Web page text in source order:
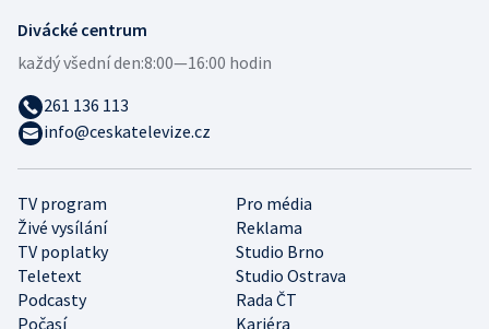
TV program
Pro média
Živé vysílání
Reklama
TV poplatky
Studio Brno
Teletext
Studio Ostrava
Podcasty
Rada ČT
Počasí
Kariéra
Divácké centrum
každý všední den:8:00—16:00 hodin
261 136 113
info@ceskatelevize.cz